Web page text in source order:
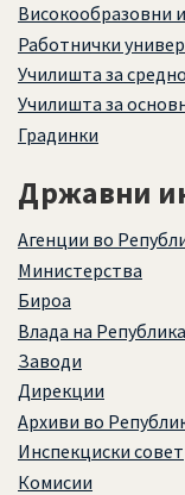
Високообразовни
Работнички
Училишта за
Училишта за
Градинки
Државни
Агенции во
Министерства
Бироа
Влада на
Заводи
Дирекции
Архиви во
Инспекциски совет
Комисии